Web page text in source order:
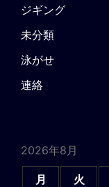
ジギング
未分類
泳がせ
連絡
2026年8月
月 火